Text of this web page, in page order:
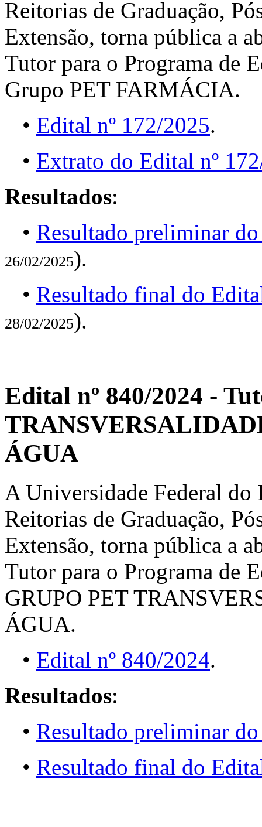
Reitorias de Graduação,
Extensão, torna pública a
Tutor para o Programa de
Grupo PET FARMÁCIA.
• Edital nº 172/2025.
• Extrato do Edital nº
Resultados:
• Resultado preliminar
26/02/2025).
• Resultado final do
28/02/2025).
Edital nº 840/2024 -
ÁGUA
A Universidade Federal do
Reitorias de Graduação,
Extensão, torna pública a
Tutor para o Programa de
GRUPO PET
ÁGUA.
• Edital nº 840/2024.
Resultados:
• Resultado preliminar
• Resultado final do